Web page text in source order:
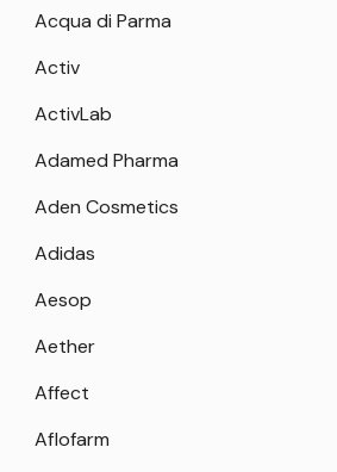
Acqua di Parma
Activ
ActivLab
Adamed Pharma
Aden Cosmetics
Adidas
Aesop
Aether
Affect
Aflofarm